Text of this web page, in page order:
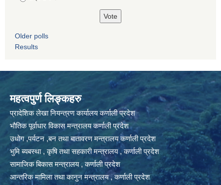
Older polls
Results
महत्वपुर्ण लिङ्कहरु
प्रादेशिक लेखा नियन्त्रण कार्यालय कर्णाली प्रदेश
भौतिक पूर्वाधार विकास मन्त्रालय कर्णाली प्रदेश
उधोग ,पर्यटन ,बन तथा बातावरण मन्त्रालय कर्णाली प्रदेश
भुमि ब्यबस्था , कृषि तथा सहकारी मन्त्रालय , कर्णाली प्रदेश
सामाजिक बिकास मन्त्रालय , कर्णाली प्रदेश
आन्तरिक मामिला तथा कानुन मन्त्रालय , कर्णाली प्रदेश